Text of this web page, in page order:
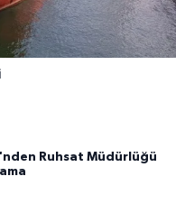
Ruhsat Müdürlüğü